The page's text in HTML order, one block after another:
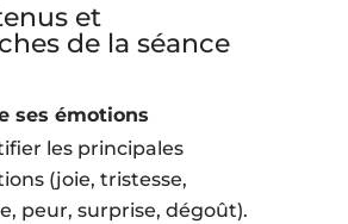
et
de la séance
ses émotions
les principales
(joie, tristesse,
peur, surprise, dégoût).